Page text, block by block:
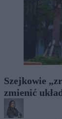
Szejkowie
zmienić